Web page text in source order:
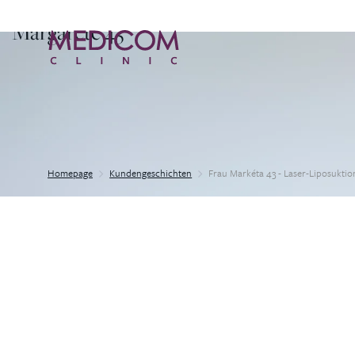
Homepage Kundengeschichten Frau Markéta 43 - Laser-
Margarete 43